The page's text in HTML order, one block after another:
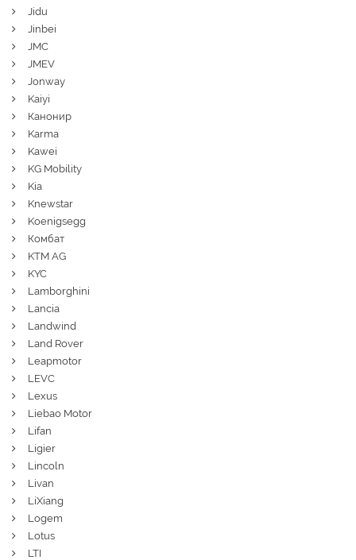
Jidu
Jinbei
JMC
JMEV
Jonway
Kaiyi
Канонир
Karma
Kawei
KG Mobility
Kia
Knewstar
Koenigsegg
Комбат
KTM AG
KYC
Lamborghini
Lancia
Landwind
Land Rover
Leapmotor
LEVC
Lexus
Liebao Motor
Lifan
Ligier
Lincoln
Livan
LiXiang
Logem
Lotus
LTI